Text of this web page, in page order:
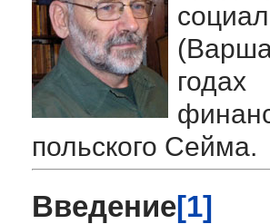
польского Сейма.
Введение[1]